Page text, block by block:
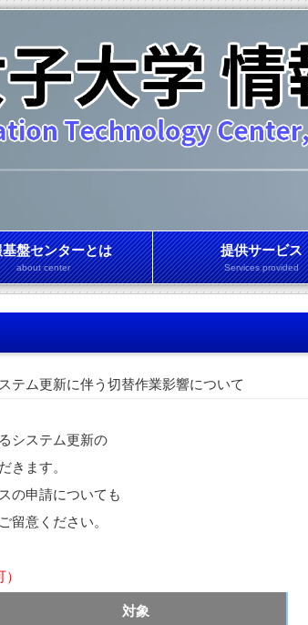
盤センターとは
about center
提供サービス
Services provided
テム更新に伴う切替作業影響について
システム更新の
きます。
の申請についても
留意ください。
対象